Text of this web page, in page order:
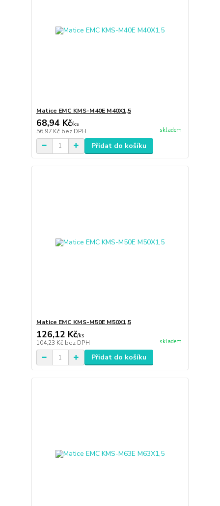
Matice EMC KMS-M40E M40X1,5
68,94 Kč/ks
56,97 Kč bez DPH skladem
Přidat do košíku
Matice EMC KMS-M50E M50X1,5
126,12 Kč/ks
104,23 Kč bez DPH skladem
Přidat do košíku